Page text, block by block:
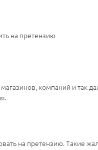
на претензию
компаний и так
на претензию. Такие